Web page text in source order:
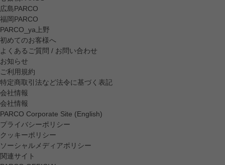
広島PARCO
福岡PARCO
PARCO_ya上野
初めてのお客様へ
よくあるご質問 / お問い合わせ
お知らせ
ご利用規約
特定商取引法など法令に基づく表記
会社情報
会社情報
PARCO Corporate Site (English)
プライバシーポリシー
クッキーポリシー
ソーシャルメディアポリシー
関連サイト